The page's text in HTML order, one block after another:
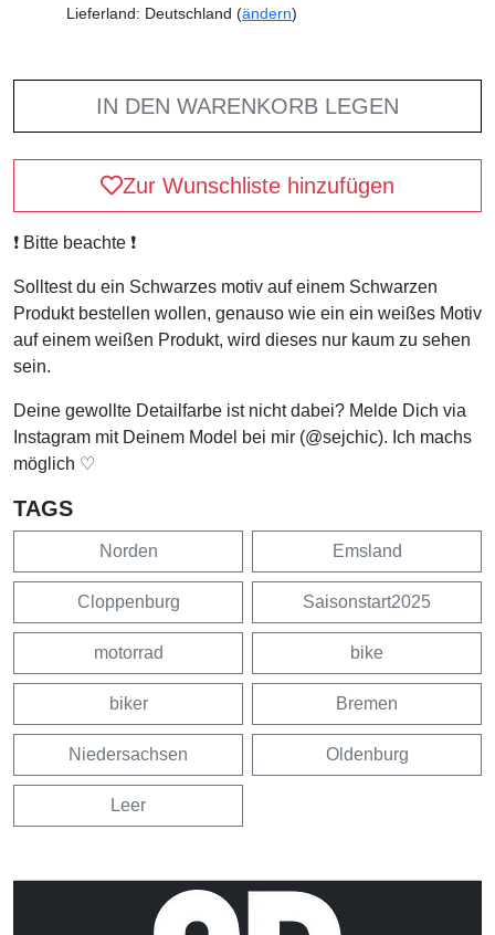
Lieferland: Deutschland (ändern)
IN DEN WARENKORB LEGEN
Zur Wunschliste hinzufügen
❗️ Bitte beachte ❗️
Solltest du ein Schwarzes motiv auf einem Schwarzen
Produkt bestellen wollen, genauso wie ein ein weißes Motiv
auf einem weißen Produkt, wird dieses nur kaum zu sehen
sein.
Deine gewollte Detailfarbe ist nicht dabei? Melde Dich via
Instagram mit Deinem Model bei mir (@sejchic). Ich machs
möglich ♡
TAGS
Norden Emsland
Cloppenburg Saisonstart2025
motorrad bike
biker Bremen
Niedersachsen Oldenburg
Leer